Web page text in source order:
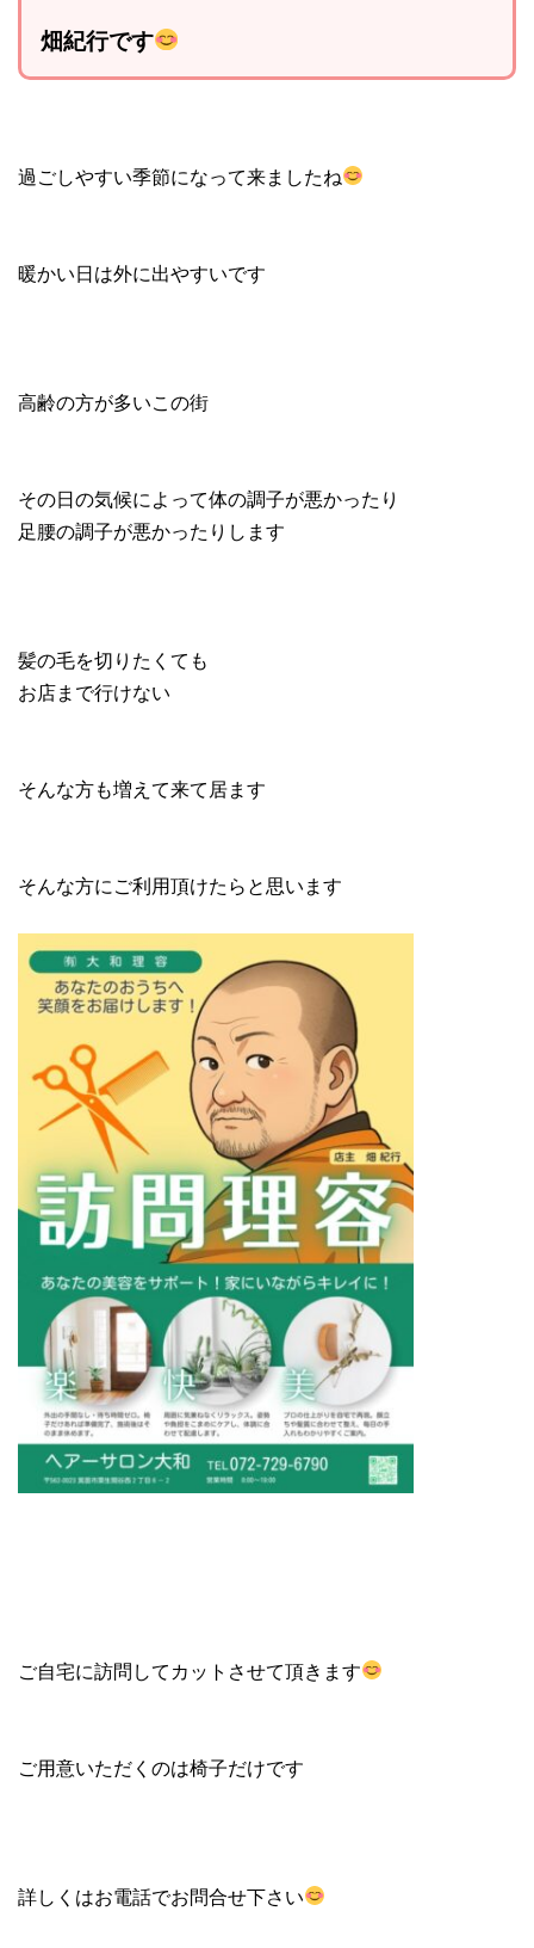
畑紀行です
過ごしやすい季節になって来ましたね
暖かい日は外に出やすいです
高齢の方が多いこの街
その日の気候によって体の調子が悪かったり
足腰の調子が悪かったりします
髪の毛を切りたくても
お店まで行けない
そんな方も増えて来て居ます
そんな方にご利用頂けたらと思います
ご自宅に訪問してカットさせて頂きます
ご用意いただくのは椅子だけです
詳しくはお電話でお問合せ下さい